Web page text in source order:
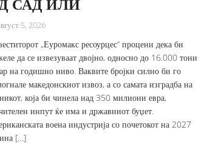
5, 2026
„Еуромакс ресоурцес“ процени дека би
да се извезуваат двојно, односно до 16.000 тони
на годишно ниво. Ваквите бројки силно би го
македонскиот извоз, а со самата изградба на
која би чинела над 350 милиони евра,
инпут ќе има и државниот буџет.
воена индустрија со почетокот на 2027
[…]